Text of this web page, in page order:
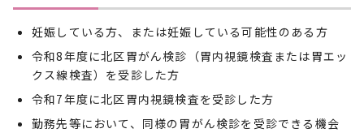
妊娠している方、または妊娠している可能性のある方
令和8年度に北区胃がん検診（胃内視鏡検査または胃エッ
クス線検査）を受診した方
令和7年度に北区胃内視鏡検査を受診した方
勤務先等において、同様の胃がん検診を受診できる機会